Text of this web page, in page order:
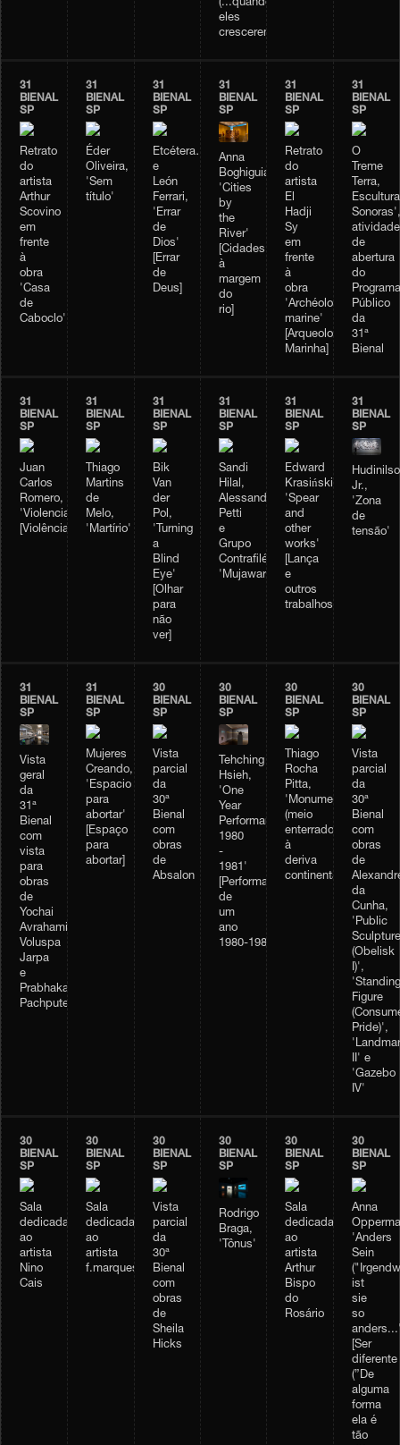
(...quando
eles
crescerem...)]
31
BIENAL
SP
Retrato
do
artista
Arthur
Scovino
em
frente
à
obra
'Casa
de
Caboclo'
31
BIENAL
SP
Éder
Oliveira,
'Sem
título'
31
BIENAL
SP
Etcétera…
e
León
Ferrari,
'Errar
de
Dios'
[Errar
de
Deus]
31
BIENAL
SP
Anna
Boghiguian,
'Cities
by
the
River'
[Cidades
à
margem
do
rio]
31
BIENAL
SP
Retrato
do
artista
El
Hadji
Sy
em
frente
à
obra
'Archéologie
marine'
[Arqueologia
Marinha]
31
BIENAL
SP
O
Treme
Terra,
Sonoras',
atividade
de
abertura
do
Programa
Público
da
31ª
Bienal
31
BIENAL
SP
Juan
Carlos
Romero,
'Violencia'
[Violência]
31
BIENAL
SP
Thiago
Martins
de
Melo,
'Martírio'
31
BIENAL
SP
Bik
Van
der
Pol,
'Turning
a
Blind
Eye'
[Olhar
para
não
ver]
31
BIENAL
SP
Sandi
Hilal,
Alessandro
Petti
e
Grupo
Contrafilé,
'Mujawara'
31
BIENAL
SP
Edward
Krasiński,
'Spear
and
other
works'
[Lança
e
outros
trabalhos]
31
BIENAL
SP
Jr.,
'Zona
de
tensão'
31
BIENAL
SP
Vista
geral
da
31ª
Bienal
com
vista
para
obras
de
Yochai
Avrahami,
Voluspa
Jarpa
e
Prabhakar
Pachpute
31
BIENAL
SP
Mujeres
Creando,
'Espacio
para
abortar'
[Espaço
para
abortar]
30
BIENAL
SP
Vista
parcial
da
30ª
Bienal
com
obras
de
Absalon
30
BIENAL
SP
Tehching
Hsieh,
'One
Year
Performance
1980
-
1981'
[Performance
de
um
ano
1980‑1981]
30
BIENAL
SP
Thiago
Rocha
Pitta,
'Monumento
(meio
enterrado)
à
deriva
continental'
30
BIENAL
SP
Vista
parcial
da
30ª
Bienal
com
obras
de
da
Cunha,
'Public
Sculpture
(Obelisk
I)',
'Standing
Figure
Pride)',
II' e
'Gazebo
IV'
30
BIENAL
SP
Sala
dedicada
ao
artista
Nino
Cais
30
BIENAL
SP
Sala
dedicada
ao
artista
f.marquespenteado
30
BIENAL
SP
Vista
parcial
da
30ª
Bienal
com
obras
de
Sheila
Hicks
30
BIENAL
SP
Rodrigo
Braga,
'Tônus'
30
BIENAL
SP
Sala
dedicada
ao
artista
Arthur
Bispo
do
Rosário
30
BIENAL
SP
Anna
'Anders
Sein
ist
sie
so
[Ser
diferente
(”De
alguma
forma
ela é
tão